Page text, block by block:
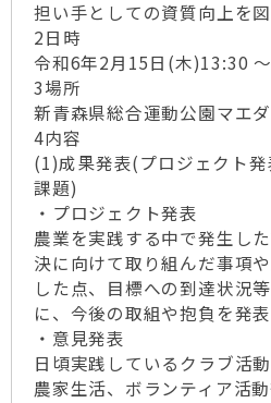
担い手としての資質向上を図
2日時
令和6年2月15日(木)13:30
3場所
新青森県総合運動公園マエ
4内容
(1)成果発表(プロジェクト
課題)
・プロジェクト発表
農業を実践する中で発生し
決に向けて取り組んだ事項
した点、目標への到達状況
に、今後の取組や抱負を発表
・意見発表
日頃実践しているクラブ活
農家生活、ボランティア活